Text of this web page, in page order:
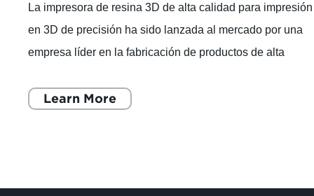
La impresora de resina 3D de alta calidad para impresión
en 3D de precisión ha sido lanzada al mercado por una
empresa líder en la fabricación de productos de alta
Learn More